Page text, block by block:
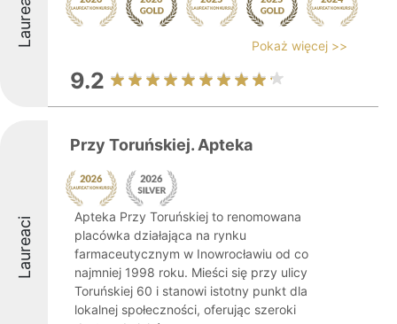
Laureaci Pokaż więcej >>
9.2
Laureaci
Przy Toruńskiej. Apteka
Apteka Przy Toruńskiej to renomowana
placówka działająca na rynku
farmaceutycznym w Inowrocławiu od co
najmniej 1998 roku. Mieści się przy ulicy
Toruńskiej 60 i stanowi istotny punkt dla
lokalnej społeczności, oferując szeroki